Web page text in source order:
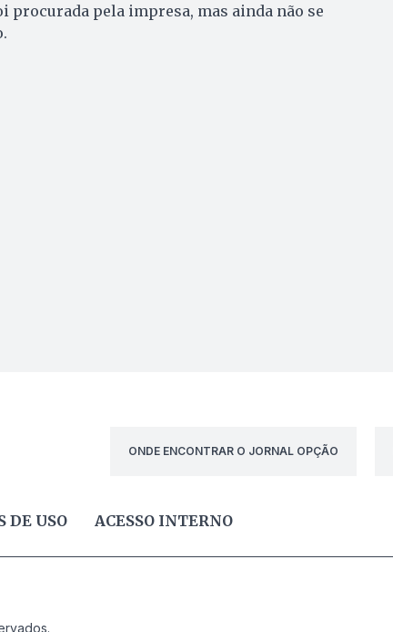
procurada pela impresa, mas ainda não se
ONDE ENCONTRAR O JORNAL OPÇÃO
DE USO ACESSO INTERNO